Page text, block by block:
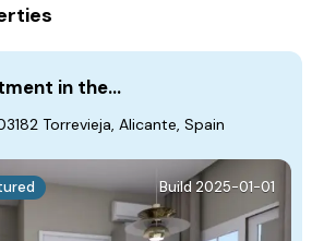
in the…
Torrevieja, Alicante, Spain
Build 2025-01-01